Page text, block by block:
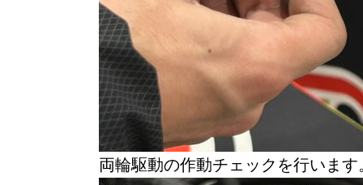
両輪駆動の作動チェックを行います